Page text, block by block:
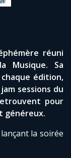
réuni
Musique. Sa
édition,
sessions du
pour
généreux.
la soirée